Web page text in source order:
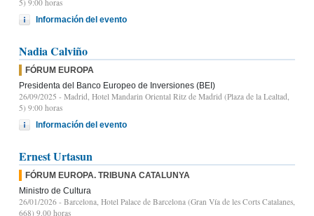
5) 9:00 horas
Información del evento
Nadia Calviño
FÓRUM EUROPA
Presidenta del Banco Europeo de Inversiones (BEI)
26/09/2025 - Madrid, Hotel Mandarin Oriental Ritz de Madrid (Plaza de la Lealtad,
5) 9:00 horas
Información del evento
Ernest Urtasun
FÓRUM EUROPA. TRIBUNA CATALUNYA
Ministro de Cultura
26/01/2026 - Barcelona, Hotel Palace de Barcelona (Gran Vía de les Corts Catalanes,
668) 9.00 horas